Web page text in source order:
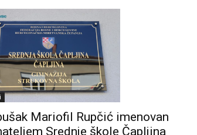
Mariofil Rupčić imenovan
Srednje škole Čapljina